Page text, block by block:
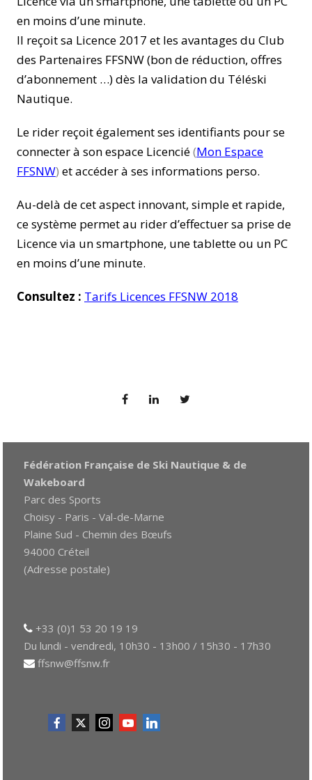
en moins d’une minute.
Il reçoit sa Licence 2017 et les avantages du Club
des Partenaires FFSNW (bon de réduction, offres
d’abonnement …) dès la validation du Téléski
Nautique.
Le rider reçoit également ses identifiants pour se
connecter à son espace Licencié(Mon Espace
FFSNW) et accéder à ses informations perso.
Au-delà de cet aspect innovant, simple et rapide,
ce système permet au rider d’effectuer sa prise de
Licence via un smartphone, une tablette ou un PC
en moins d’une minute.
Consultez : Tarifs Licences FFSNW 2018
Fédération Française de Ski Nautique & de
Wakeboard
Parc des Sports
Choisy - Paris - Val-de-Marne
Plaine Sud - Chemin des Bœufs
94000 Créteil
(Adresse postale)
+33 (0)1 53 20 19 19
Du lundi - vendredi, 10h30 - 13h00 / 15h30 - 17h30
ffsnw@ffsnw.fr